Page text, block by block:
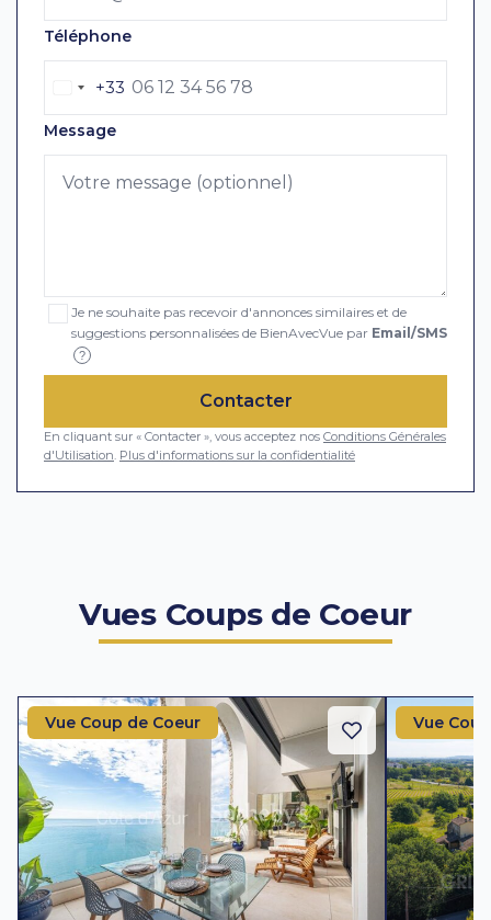
Téléphone
+33
Message
Je ne souhaite pas recevoir d'annonces similaires et de
suggestions personnalisées de BienAvecVue par Email/SMS
?
Contacter
En cliquant sur « Contacter », vous acceptez nos Conditions Générales
d'Utilisation Plus d'informations sur la confidentialité
Vues Coups de Coeur
Vue Coup de Coeur Vue